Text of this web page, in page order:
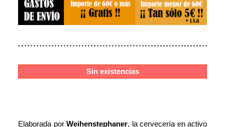
original
era:
1,62€.
actual
es:
1,30€.
Sin existencias
Elaborada por Weihenstephaner, la cervecería en activo